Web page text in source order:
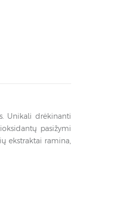
Unikali drėkinanti
pasižymi
ekstraktai ramina,